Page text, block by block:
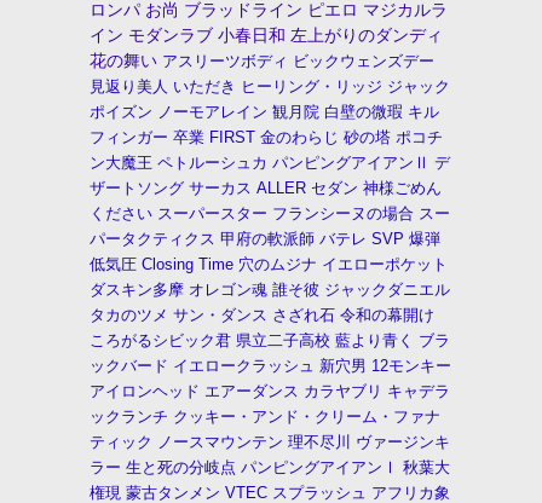
ロンパ お尚 ブラッドライン ピエロ マジカルラ
イン モダンラブ 小春日和 左上がりのダンディ
花の舞い アスリーツボディ ビックウェンズデー
見返り美人 いただき ヒーリング・リッジ ジャック
ポイズン ノーモアレイン 観月院 白壁の微瑕 キル
フィンガー 卒業 FIRST 金のわらじ 砂の塔 ポコチ
ン大魔王 ペトルーシュカ パンピングアイアンⅡ デ
ザートソング サーカス ALLER セダン 神様ごめん
ください スーパースター フランシーヌの場合 スー
パータクティクス 甲府の軟派師 バテレ SVP 爆弾
低気圧 Closing Time 穴のムジナ イエローポケット
ダスキン多摩 オレゴン魂 誰そ彼 ジャックダニエル
タカのツメ サン・ダンス さざれ石 令和の幕開け
ころがるシビック君 県立二子高校 藍より青く ブラ
ックバード イエロークラッシュ 新穴男 12モンキー
アイロンヘッド エアーダンス カラヤブリ キャデラ
ックランチ クッキー・アンド・クリーム・ファナ
ティック ノースマウンテン 理不尽川
ヴァージンキ
ラー 生と死の分岐点 パンピングアイアンⅠ
秋葉大
権現 蒙古タンメン VTEC スプラッシュ アフリカ象